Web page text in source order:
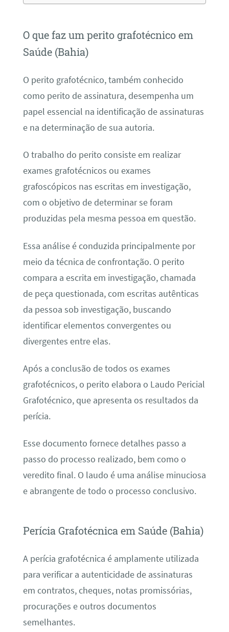
O que faz um perito grafotécnico em
Saúde (Bahia)
O perito grafotécnico, também conhecido
como perito de assinatura, desempenha um
papel essencial na identificação de assinaturas
e na determinação de sua autoria.
O trabalho do perito consiste em realizar
exames grafotécnicos ou exames
grafoscópicos nas escritas em investigação,
com o objetivo de determinar se foram
produzidas pela mesma pessoa em questão.
Essa análise é conduzida principalmente por
meio da técnica de confrontação. O perito
compara a escrita em investigação, chamada
de peça questionada, com escritas autênticas
da pessoa sob investigação, buscando
identificar elementos convergentes ou
divergentes entre elas.
Após a conclusão de todos os exames
grafotécnicos, o perito elabora o Laudo Pericial
Grafotécnico, que apresenta os resultados da
perícia.
Esse documento fornece detalhes passo a
passo do processo realizado, bem como o
veredito final. O laudo é uma análise minuciosa
e abrangente de todo o processo conclusivo.
Perícia Grafotécnica em Saúde (Bahia)
A perícia grafotécnica é amplamente utilizada
para verificar a autenticidade de assinaturas
em contratos, cheques, notas promissórias,
procurações e outros documentos
semelhantes.